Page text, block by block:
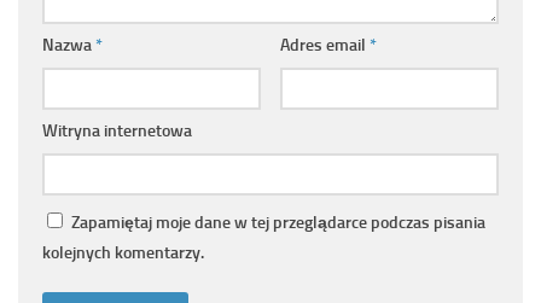
Nazwa* Adres email *
Witryna internetowa
Zapamiętaj moje dane w tej przeglądarce podczas pisania
kolejnych komentarzy.